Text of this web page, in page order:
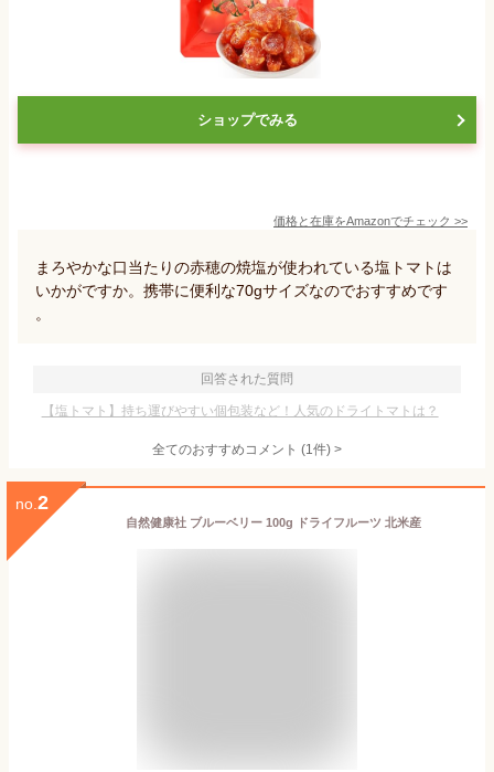
ショップでみる
価格と在庫をAmazonでチェック >>
まろやかな口当たりの赤穂の焼塩が使われている塩トマトは
いかがですか。携帯に便利な70gサイズなのでおすすめです
。
回答された質問
【塩トマト】持ち運びやすい個包装など！人気のドライトマトは？
全てのおすすめコメント (1件) >
no. 2
自然健康社 ブルーベリー 100g ドライフルーツ 北米産